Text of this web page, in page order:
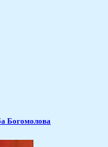
Богомолова